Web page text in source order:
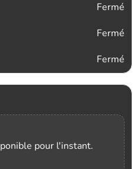
Fermé
Fermé
Fermé
pour l'instant.